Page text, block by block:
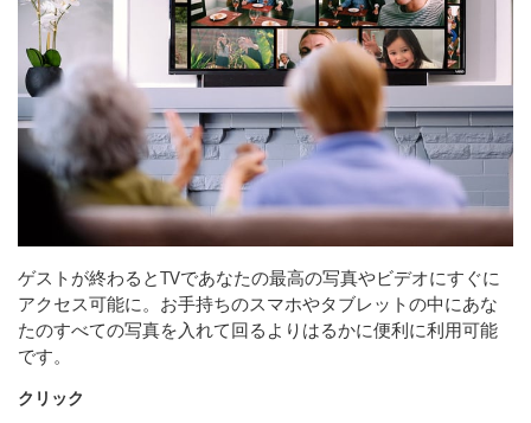
ゲストが終わるとTVであなたの最高の写真やビデオにすぐに
アクセス可能に。お手持ちのスマホやタブレットの中にあな
たのすべての写真を入れて回るよりはるかに便利に利用可能
です。
クリック